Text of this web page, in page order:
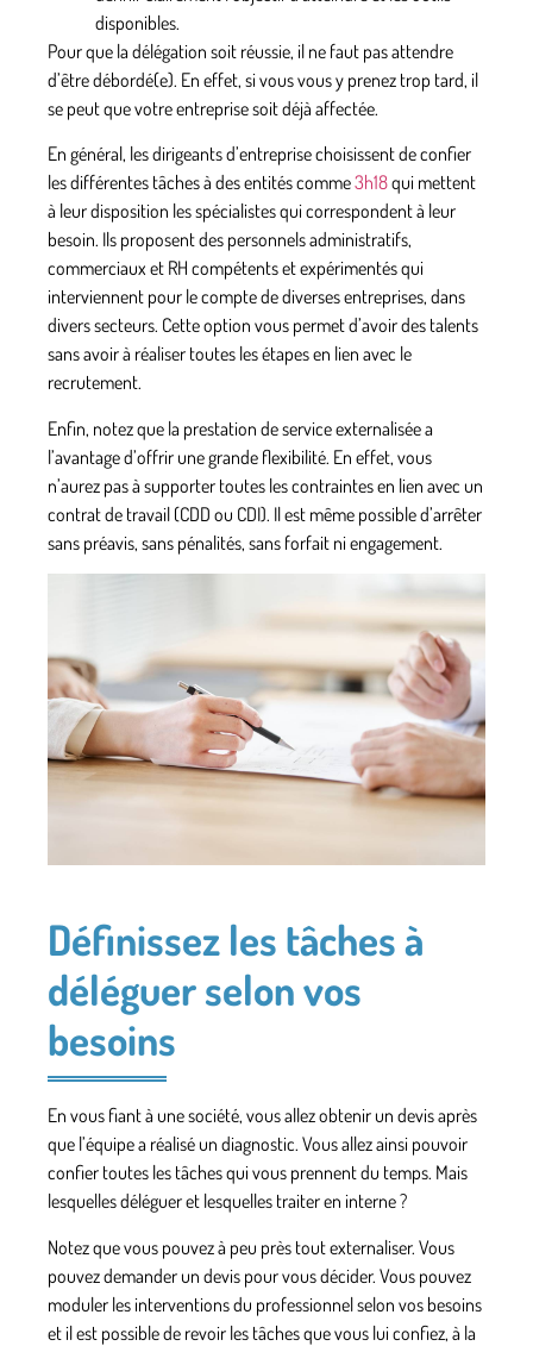
disponibles.
Pour que la délégation soit réussie, il ne faut pas attendre
d’être débordé(e). En effet, si vous vous y prenez trop tard, il
se peut que votre entreprise soit déjà affectée.
En général, les dirigeants d’entreprise choisissent deconfier
les différentes tâches à des entitéscomme3h18qui mettent
à leur disposition les spécialistes qui correspondent à leur
besoin. Ils proposent des personnels administratifs,
commerciaux et RH compétents et expérimentés qui
interviennent pour le compte de diverses entreprises, dans
divers secteurs. Cette option vous permet d’avoir des talents
sans avoir à réaliser toutes les étapes en lien avec le
recrutement.
Enfin, notez que la prestation de service externaliséea
l’avantage d’offrir une grande flexibilité. En effet, vous
n’aurez pas à supporter toutes les contraintes en lien avec un
contrat de travail (CDD ou CDI). Il est même possible d’arrêter
sans préavis, sans pénalités, sans forfait ni engagement.
Définissez les tâches à
déléguer selon vos
besoins
En vous fiant à une société, vous allez obtenir un devis après
que l’équipe a réalisé un diagnostic. Vous allez ainsi pouvoir
confier toutes les tâches qui vous prennent du temps. Mais
lesquelles déléguer et lesquelles traiter en interne ?
Notez que vous pouvez à peu près tout externaliser. Vous
pouvezdemander un devis pour vous décider. Vous pouvez
moduler les interventions du professionnel selon vos besoins
et il est possible de revoir les tâches que vous lui confiez, à la